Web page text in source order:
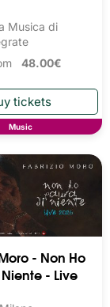
Musica di
48.00€
Music
- Non Ho
- Live